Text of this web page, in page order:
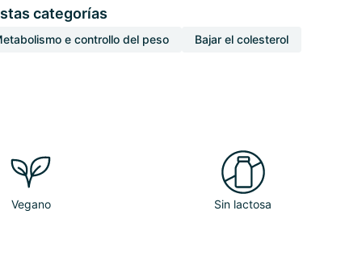
categorías
e controllo del peso Bajar el colesterol
Vegano Sin lactosa